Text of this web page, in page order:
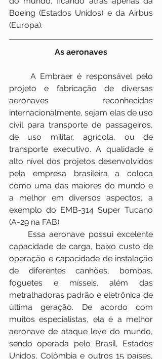
Boeing (Estados Unidos) e da Airbus
(Europa).
As aeronaves
projeto e fabricação de diversas
aeronaves reconhecidas
internacionalmente, sejam elas de uso
civil para transporte de passageiros,
de uso militar, agrícola, ou de
transporte executivo. A qualidade e
alto nível dos projetos desenvolvidos
pela empresa brasileira a coloca
como uma das maiores do mundo e
a melhor em diversos aspectos, a
exemplo do EMB-314 Super Tucano
(A-29 na FAB).
capacidade de carga, baixo custo de
operação e capacidade de instalação
de diferentes canhões, bombas,
foguetes e mísseis, além das
metralhadoras padrão e eletrônica de
última geração. De acordo com
muitos especialistas, ela é a melhor
aeronave de ataque leve do mundo,
sendo operada pelo Brasil, Estados
Unidos, Colômbia e outros 15 países,